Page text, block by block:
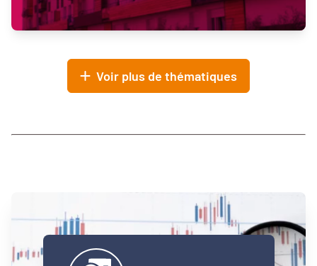
Voir plus de thématiques